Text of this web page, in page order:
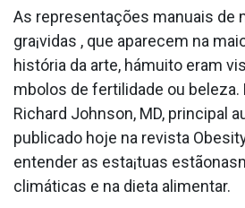
As representações manuais de
gra¡vidas , que aparecem na
história da arte, hámuito eram
mbolos de fertilidade ou
Richard Johnson, MD, principal
publicado hoje na revista
entender as esta¡tuas
climáticas e na dieta alimentar.